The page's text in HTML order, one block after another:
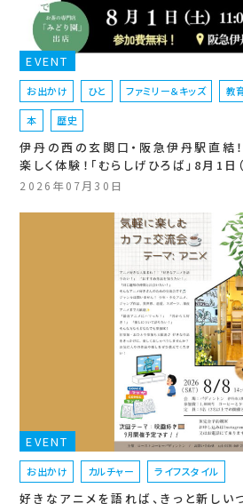
EVENT
お出かけ ひと ファミリー＆キッズ 教
本 歴史
伊丹の西の玄関口・阪急伊丹駅直結
楽しく体験！「むらしげひろば」8月1日
2026年07月30日
EVENT
お出かけ カルチャー ライフスタイル
好きなアニメを語れば、きっと新しい